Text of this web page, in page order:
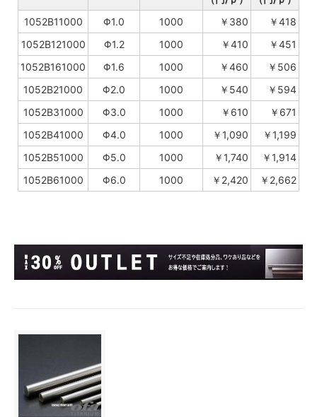
1052B11000
Φ1.0 1000 ￥380
￥418
1052B121000
Φ1.2 1000 ￥410
￥451
1052B161000
Φ1.6 1000 ￥460
￥506
1052B21000
Φ2.0 1000 ￥540
￥594
1052B31000
Φ3.0 1000 ￥610
￥671
1052B41000
Φ4.0 1000 ￥1,090
￥1,199
1052B51000
Φ5.0 1000 ￥1,740
￥1,914
1052B61000
Φ6.0 1000 ￥2,420 ￥2,662